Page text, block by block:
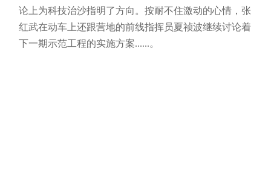
论上为科技治沙指明了方向。按耐不住激动的心情，张
红武在动车上还跟营地的前线指挥员夏祯波继续讨论着
下一期示范工程的实施方案......。